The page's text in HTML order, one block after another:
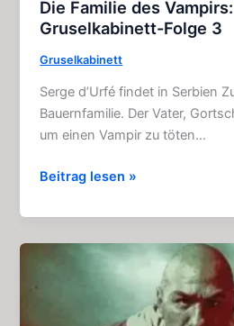
Die Familie des
Gruselkabinett-Folge 3
Gruselkabinett
Serge d’Urfé findet in Serbien
Bauernfamilie. Der Vater,
um einen Vampir zu töten…
Die
des
Vampirs:
Gruselkabinett-
Beitrag lesen »